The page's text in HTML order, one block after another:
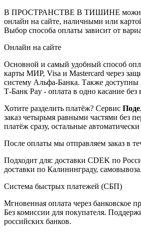
В ПРОСТРАНСТВЕ В ТИШИНЕ можно
онлайн на сайте, наличными или
Выбор способа оплаты зависит от
Онлайн на сайте
Основной и самый удобный способ
карты МИР, Visa и Mastercard через
систему Альфа-Банка. Также
Т-Банк Pay - оплата в одно касание
Хотите разделить платёж? Сервис
заказ четырьмя равными частями без
платёж сразу, остальные
После оплаты мы отправляем заказ в
Подходит для: доставки CDEK по
доставки по Калининграду, самовывоза.
Система быстрых платежей (СБП)
Мгновенная оплата через банковское
Без комиссии для покупателя.
российских банков.